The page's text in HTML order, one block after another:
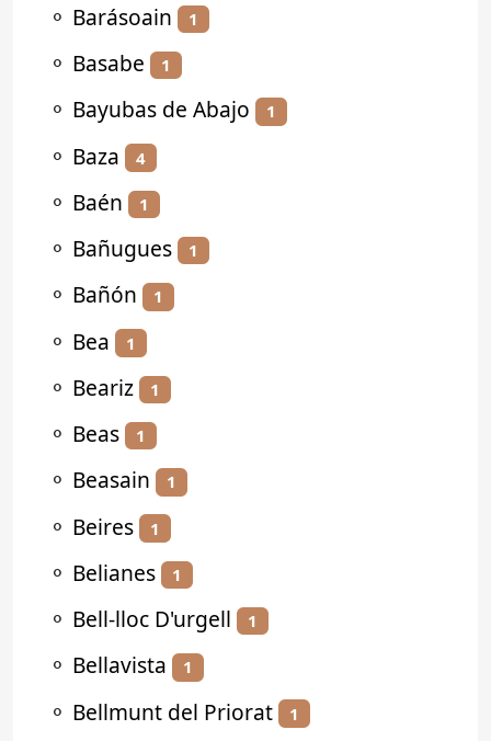
⚬ Barásoain 1
⚬ Basabe 1
⚬ Bayubas de Abajo 1
⚬ Baza 4
⚬ Baén 1
⚬ Bañugues 1
⚬ Bañón 1
⚬ Bea 1
⚬ Beariz 1
⚬ Beas 1
⚬ Beasain 1
⚬ Beires 1
⚬ Belianes 1
⚬ Bell-lloc D'urgell 1
⚬ Bellavista 1
⚬ Bellmunt del Priorat 1